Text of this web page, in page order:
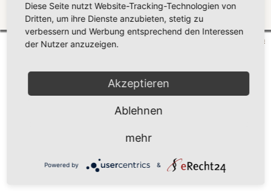
Zurück
Mönchgut 2026 | | vicon
Diese Seite nutzt Website-Tracking-Technologien von
Dritten, um ihre Dienste anzubieten, stetig zu
verbessern und Werbung entsprechend den Interessen
der Nutzer anzuzeigen.
Akzeptieren
Ablehnen
mehr
Powered by &